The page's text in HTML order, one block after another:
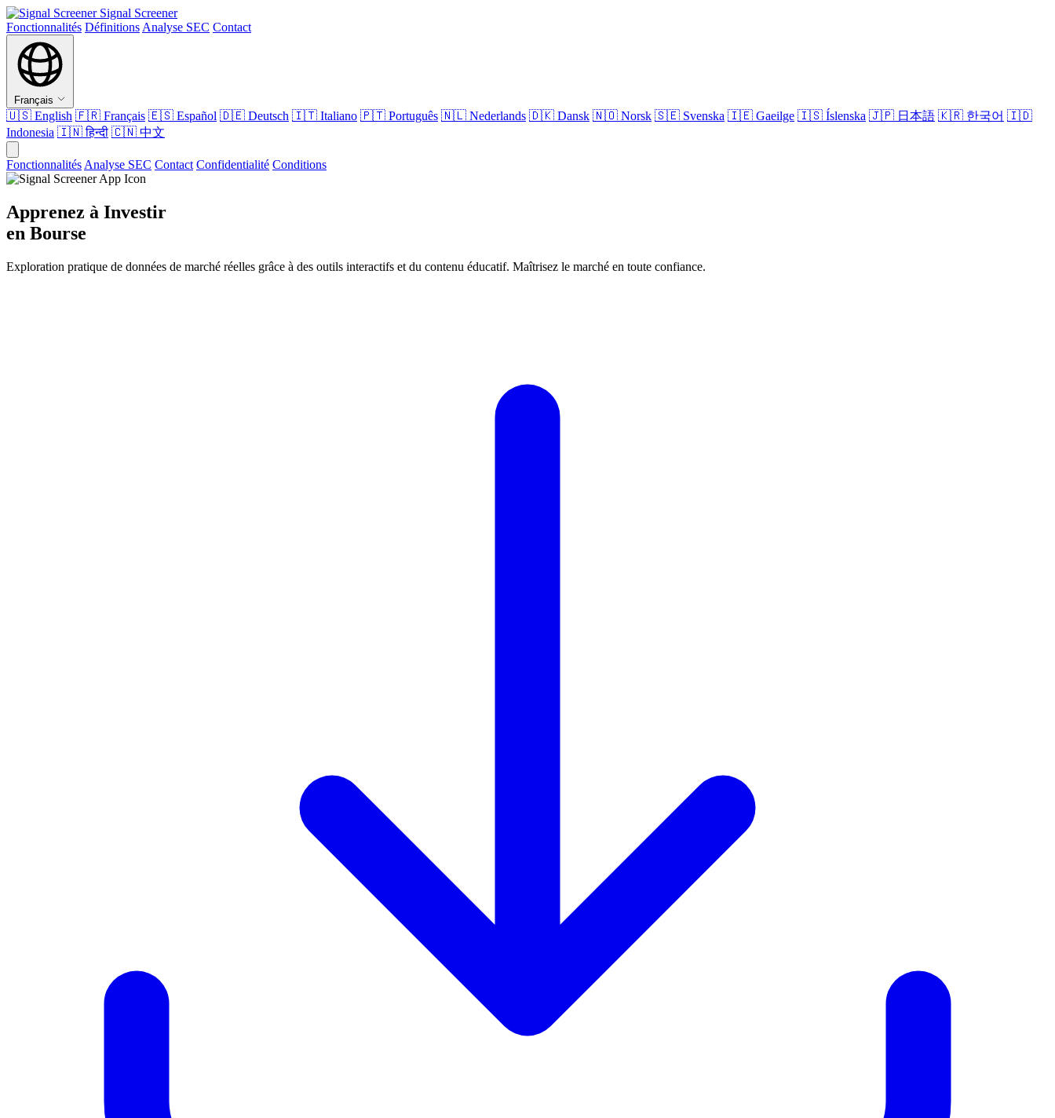
Signal Screener
Fonctionnalités Définitions Analyse SEC Contact
Français
🇺🇸 English 🇫🇷 Français 🇪🇸 Español 🇩🇪 Deutsch 🇮🇹 Italiano 🇵🇹 Português 🇳🇱 Nederlands 🇩🇰 Dansk 🇳🇴 Norsk 🇸🇪 Svenska 🇮🇪 Gaeilge 🇮🇸 Íslenska 🇯🇵 日本語 🇰🇷 한국어 🇮🇩
Indonesia 🇮🇳हिन्दी 🇨🇳 中文
Fonctionnalités Analyse SEC Contact Confidentialité Conditions
Apprenez à Investir
en Bourse
Exploration pratique de données de marché réelles grâce à des outils interactifs et du contenu éducatif. Maîtrisez le marché en toute confiance.